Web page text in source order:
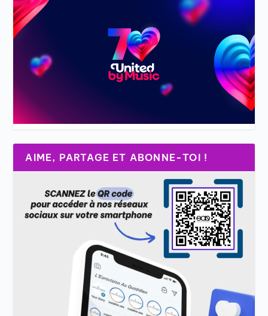
AIME, PARTAGE ET ABONNE-TOI !